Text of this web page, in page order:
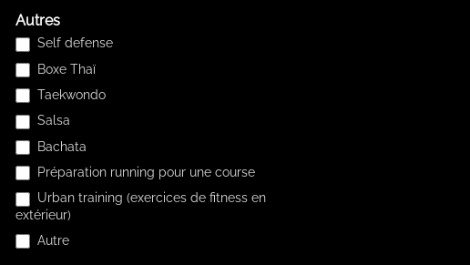
Autres
Self defense
Boxe Thaï
Taekwondo
Salsa
Bachata
Préparation running pour une course
Urban training (exercices de fitness en
extérieur)
Autre